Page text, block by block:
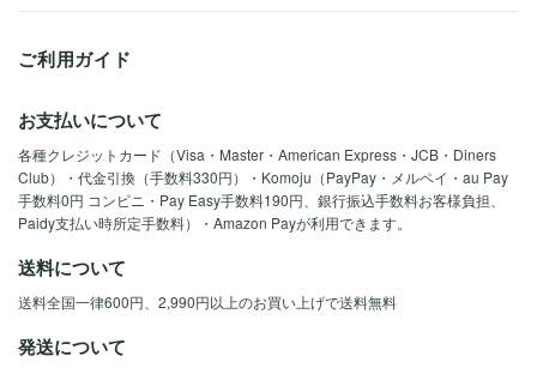
ご利用ガイド
お支払いについて
各種クレジットカード（Visa・Master・American Express・JCB・Diners
Club）・代金引換（手数料330円）・Komoju（PayPay・メルペイ・au Pay
手数料0円 コンビニ・Pay Easy手数料190円、銀行振込手数料お客様負担、
Paidy支払い時所定手数料）・Amazon Payが利用できます。
送料について
送料全国一律600円、2,990円以上のお買い上げで送料無料
発送について